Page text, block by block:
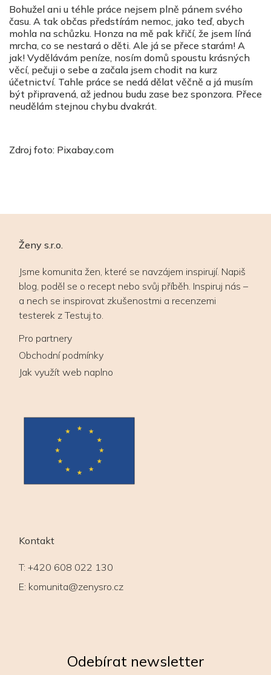
Bohužel ani u téhle práce nejsem plně pánem svého
času. A tak občas předstírám nemoc, jako teď, abych
mohla na schůzku. Honza na mě pak křičí, že jsem líná
mrcha, co se nestará o děti. Ale já se přece starám! A
jak! Vydělávám peníze, nosím domů spoustu krásných
věcí, pečuji o sebe a začala jsem chodit na kurz
účetnictví. Tahle práce se nedá dělat věčně a já musím
být připravená, až jednou budu zase bez sponzora. Přece
neudělám stejnou chybu dvakrát.
Zdroj foto: Pixabay.com
Ženy s.r.o.
Jsme komunita žen, které se navzájem inspirují. Napiš
blog, poděl se o recept nebo svůj příběh. Inspiruj nás –
a nech se inspirovat zkušenostmi a recenzemi
testerek z Testuj.to.
Pro partnery
Obchodní podmínky
Jak využít web naplno
Kontakt
T: +420 608 022 130
E: komunita@zenysro.cz
Odebírat newsletter